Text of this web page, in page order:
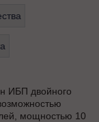
ИБП двойного
мощностью 10